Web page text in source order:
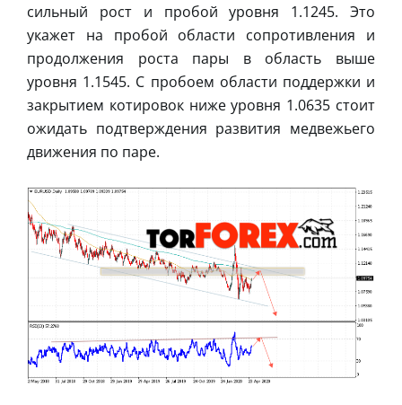
сильный рост и пробой уровня 1.1245. Это
укажет на пробой области сопротивления и
продолжения роста пары в область выше
уровня 1.1545. С пробоем области поддержки и
закрытием котировок ниже уровня 1.0635 стоит
ожидать подтверждения развития медвежьего
движения по паре.